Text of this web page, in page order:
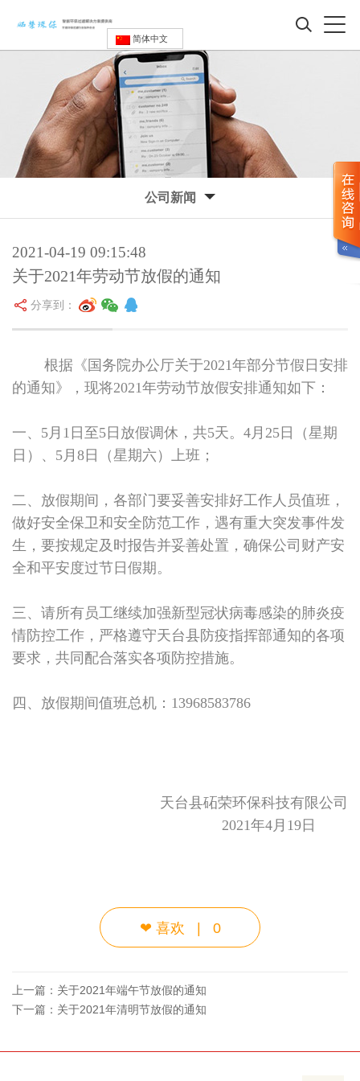
简体中文
公司新闻
2021-04-19 09:15:48
关于2021年劳动节放假的通知
分享到：
根据《国务院办公厅关于2021年部分节假日安排
的通知》，现将2021年劳动节放假安排通知如下：
一、 5月1日至5日放假调休，共5天。4月25日（星期
日）、5月8日（星期六）上班；
二、放假期间，各部门要妥善安排好工作人员值班，
做好安全保卫和安全防范工作，遇有重大突发事件发
生，要按规定及时报告并妥善处置，确保公司财产安
全和平安度过节日假期。
三、请所有员工继续加强新型冠状病毒感染的肺炎疫
情防控工作，严格遵守天台县防疫指挥部通知的各项
要求，共同配合落实各项防控措施。
四、放假期间值班总机：13968583786
天台县砳荣环保科技有限公司
2021年4月19日
❤ 喜欢 0
上一篇： 关于2021年端午节放假的通知
下一篇： 关于2021年清明节放假的通知